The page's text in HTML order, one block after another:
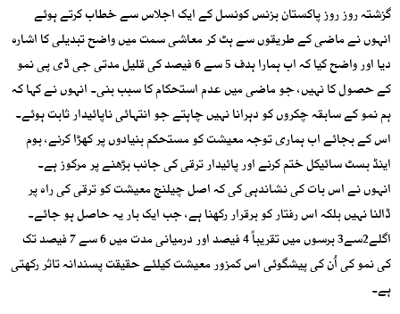
گزشتہ روز روز پاکستان بزنس کونسل کے ایک اجلاس سے خطاب کرتے ہوئے
انہوں نے ماضی کے طریقوں سے ہٹ کر معاشی سمت میں واضح تبدیلی کا اشارہ
دیا اور واضح کیا کہ اب ہمارا ہدف 5 سے 6 فیصد کی قلیل مدتی جی ڈی پی نمو
کے حصول کا نہیں، جو ماضی میں عدم استحکام کا سبب بنی۔ انہوں نے کہا کہ
ہم نمو کے سابقہ چکروں کو دہرانا نہیں چاہتے جو انتہائی ناپائیدار ثابت ہوئے۔
اس کے بجائے اب ہماری توجہ معیشت کو مستحکم بنیادوں پر کھڑا کرنے، بوم
اینڈ بسٹ سائیکل ختم کرنے اور پائیدار ترقی کی جانب بڑھنے پر مرکوز ہے۔
انہوں نے اس بات کی نشاندہی کی کہ اصل چیلنج معیشت کو ترقی کی راہ پر
ڈالنا نہیں بلکہ اس رفتار کو برقرار رکھنا ہے، جب ایک بار یہ حاصل ہو جائے۔
اگلے2سے3 برسوں میں تقریباً 4 فیصد اور درمیانی مدت میں 6 سے 7 فیصد تک
کی نمو کی اُن کی پیشگوئی اس کمزور معیشت کیلئے حقیقت پسندانہ تاثر رکھتی
ہے۔